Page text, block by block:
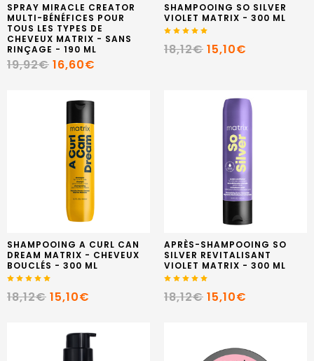
SPRAY MIRACLE CREATOR
MULTI-BÉNÉFICES POUR
TOUS LES TYPES DE
CHEVEUX MATRIX - SANS
RINÇAGE - 190 ML
19,92€ 16,60€
SHAMPOOING SO SILVER
VIOLET MATRIX - 300 ML
18,12€ 15,10€
SHAMPOOING A CURL CAN
DREAM MATRIX - CHEVEUX
BOUCLÉS - 300 ML
18,12€ 15,10€
APRÈS-SHAMPOOING SO
SILVER REVITALISANT
VIOLET MATRIX - 300 ML
18,12€ 15,10€